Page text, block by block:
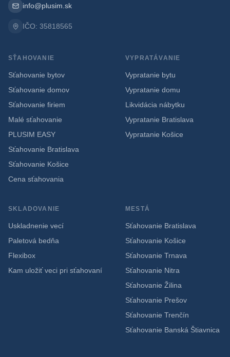
info@plusim.sk
IČO: 35818565
SŤAHOVANIE
Sťahovanie bytov
Sťahovanie domov
Sťahovanie firiem
Malé sťahovanie
PLUSIM EASY
Sťahovanie Bratislava
Sťahovanie Košice
Cena sťahovania
VYPRATÁVANIE
Vypratanie bytu
Vypratanie domu
Likvidácia nábytku
Vypratanie Bratislava
Vypratanie Košice
SKLADOVANIE
Uskladnenie vecí
Paletová bedňa
Flexibox
Kam uložiť veci pri sťahovaní
MESTÁ
Sťahovanie Bratislava
Sťahovanie Košice
Sťahovanie Trnava
Sťahovanie Nitra
Sťahovanie Žilina
Sťahovanie Prešov
Sťahovanie Trenčín
Sťahovanie Banská Štiavnica